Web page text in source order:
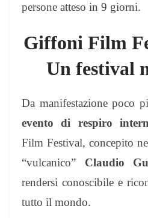
persone atteso in 9 giorni.
Giffoni Film
Un festival
Da manifestazione poco
evento di respiro
Film Festival, concepito
“vulcanico” Claudio
rendersi conoscibile e
tutto il mondo.